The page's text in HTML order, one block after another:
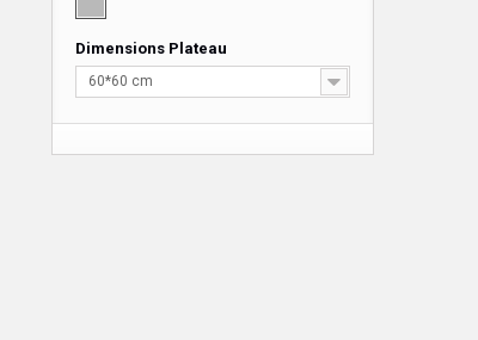
Dimensions Plateau
60*60 cm